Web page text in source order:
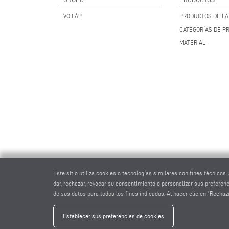
VOILÀP
PRODUCTOS DE
CATEGORÍAS DE
MATERIAL
Este sitio utiliza cookies o tecnologías similares con fines
dar, rechazar, revocar su consentimiento o personalizar sus
de sus datos para todos los fines indicados. Al hacer clic en
Establecer sus preferencias de cookies